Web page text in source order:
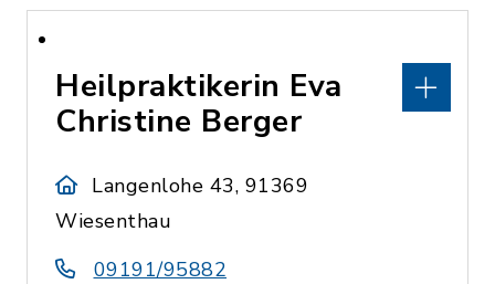
Heilpraktikerin Eva
Christine Berger
Langenlohe 43, 91369
Wiesenthau
09191/95882